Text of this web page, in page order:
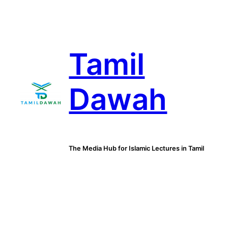
Tamil
Dawah
The Media Hub for Islamic Lectures in Tamil